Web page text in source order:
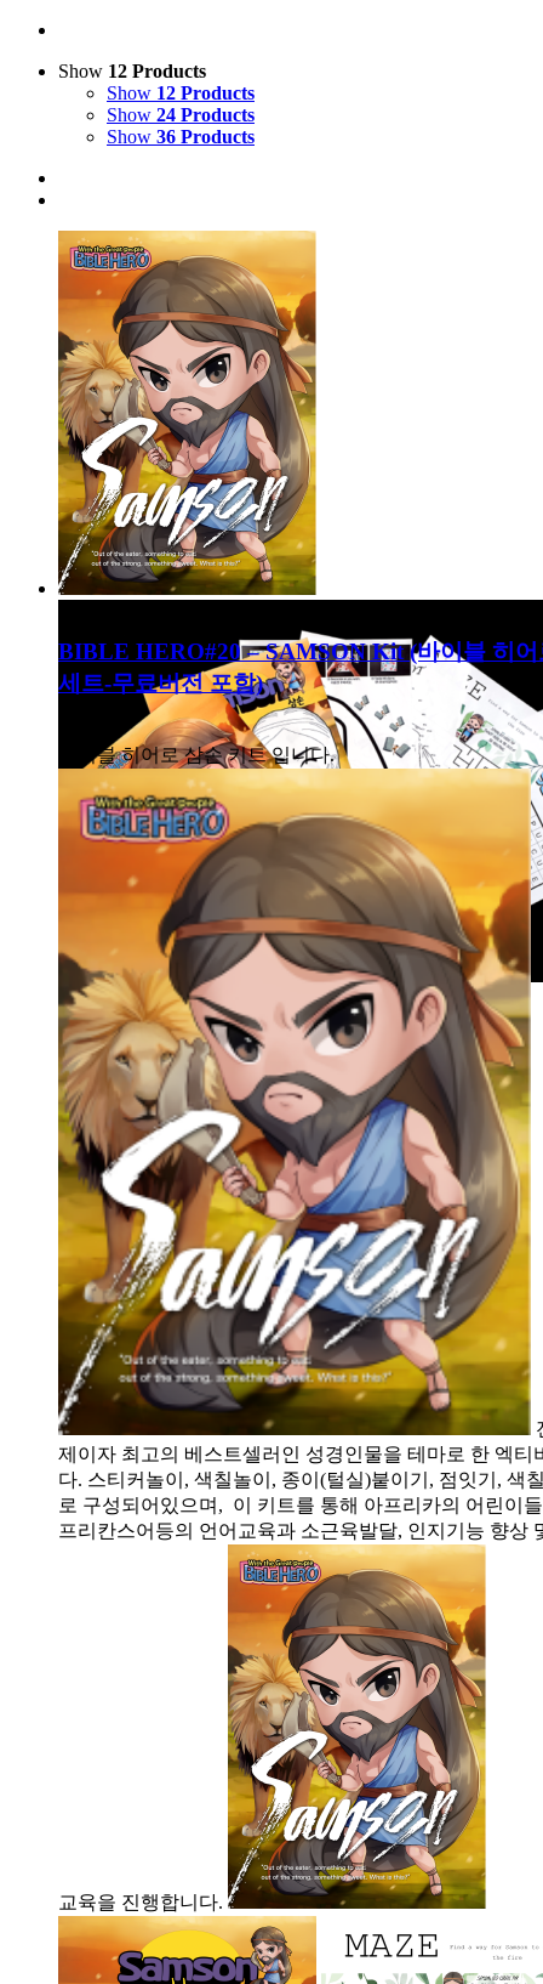
Show 12 Products
Show 12 Products
Show 24 Products
Show 36 Products
BIBLE HERO#20 – SAMSON Kit (바이블 히어
세트-무료버전 포함)
바이블 히어로 삼손 키트 입니다.
제이자 최고의 베스트셀러인 성경인물을 테마로 한 엑티
다. 스티커놀이, 색칠놀이, 종이(털실)붙이기, 점잇기, 색
로 구성되어있으며, 이 키트를 통해 아프리카의 어린이
프리칸스어등의 언어교육과 소근육발달, 인지기능 향상
교육을 진행합니다.